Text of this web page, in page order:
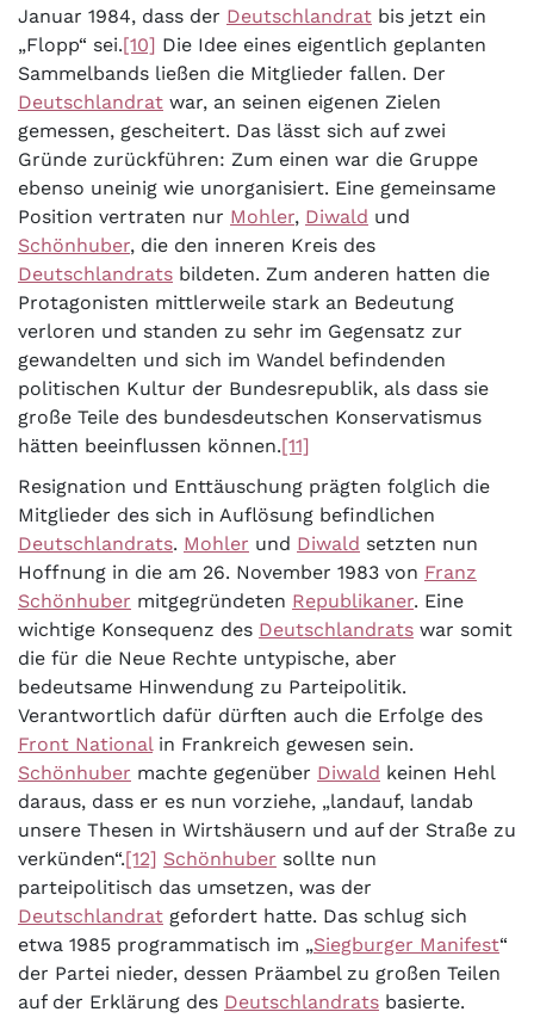
Januar 1984, dass der Deutschlandrat bis jetzt ein
„Flopp“ sei.[10] Die Idee eines eigentlich geplanten
Sammelbands ließen die Mitglieder fallen. Der
Deutschlandrat war, an seinen eigenen Zielen
gemessen, gescheitert. Das lässt sich auf zwei
Gründe zurückführen: Zum einen war die Gruppe
ebenso uneinig wie unorganisiert. Eine gemeinsame
Position vertraten nur Mohler, Diwald und
Schönhuber, die den inneren Kreis des
Deutschlandrats bildeten. Zum anderen hatten die
Protagonisten mittlerweile stark an Bedeutung
verloren und standen zu sehr im Gegensatz zur
gewandelten und sich im Wandel befindenden
politischen Kultur der Bundesrepublik, als dass sie
große Teile des bundesdeutschen Konservatismus
hätten beeinflussen können.[11]
Resignation und Enttäuschung prägten folglich die
Mitglieder des sich in Auflösung befindlichen
Deutschlandrats. Mohler und Diwald setzten nun
Hoffnung in die am 26. November 1983 von Franz
Schönhuber mitgegründeten Republikaner. Eine
wichtige Konsequenz des Deutschlandrats war somit
die für die Neue Rechte untypische, aber
bedeutsame Hinwendung zu Parteipolitik.
Verantwortlich dafür dürften auch die Erfolge des
Front Nationalin Frankreich gewesen sein.
Schönhuber machte gegenüber Diwald keinen Hehl
daraus, dass er es nun vorziehe, „landauf, landab
unsere Thesen in Wirtshäusern und auf der Straße zu
verkünden“.[12] Schönhuber sollte nun
parteipolitisch das umsetzen, was der
Deutschlandrat gefordert hatte. Das schlug sich
etwa 1985 programmatisch im „Siegburger Manifest“
der Partei nieder, dessen Präambel zu großen Teilen
auf der Erklärung des Deutschlandrats basierte.